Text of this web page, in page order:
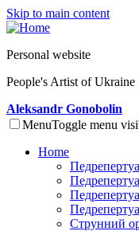
Skip to main content
Personal website
People's Artist of Ukraine
Aleksandr Gonobolin
MenuToggle menu
Home
Струнний